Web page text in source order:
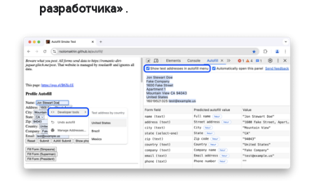
разработчика» .